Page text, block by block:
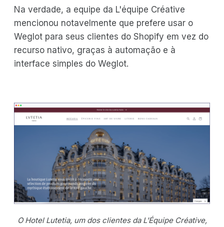
Na verdade, a equipe da L'équipe Créative
mencionou notavelmente que prefere usar o
Weglot para seus clientes do Shopify em vez do
recurso nativo, graças à automação e à
interface simples do Weglot.
O Hotel Lutetia, um dos clientes da L'Équipe Créative,